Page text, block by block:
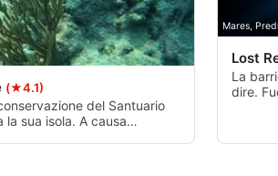
(★4.1)
del Santuario
sua isola. A causa
Mares,
Lost
La
dire.
statistiche o la combinazione di dati
dei contenuti